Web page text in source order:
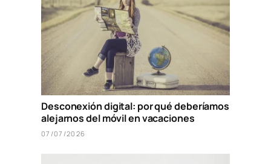
Desconexión digital: por qué deberíamos
alejarnos del móvil en vacaciones
07/07/2026